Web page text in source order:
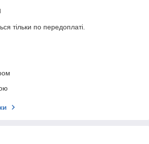
тільки по передоплаті.